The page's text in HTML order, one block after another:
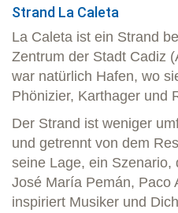
Strand La Caleta
La Caleta ist ein Strand
Zentrum der Stadt Cadiz
war natürlich Hafen, wo
Phönizier, Karthager und
Der Strand ist weniger
und getrennt von dem
seine Lage, ein Szenario,
José María Pemán, Paco
inspiriert Musiker und